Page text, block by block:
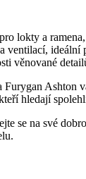
lokty a
ideální
věnované
Ashton
hledají
se na své